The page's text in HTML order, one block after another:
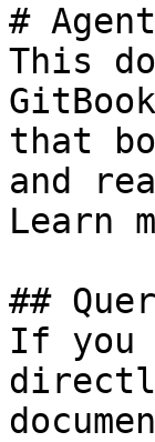
#
This
that
and
Learn
##
If you